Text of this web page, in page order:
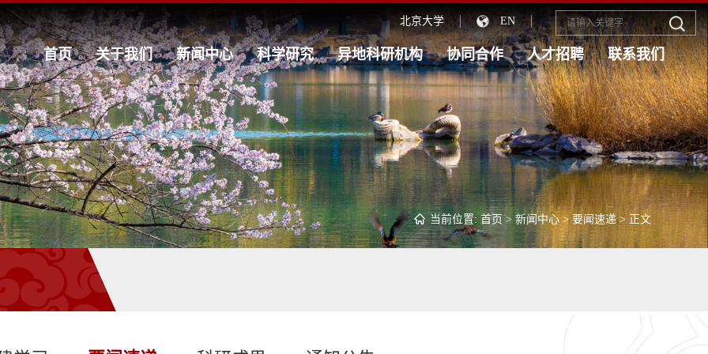
北京大学 EN
首页 关于我们 新闻中心 科学研究 异地科研机构 协同合作 人才招聘 联系我们
当前位置: 首页>新闻中心>要闻速递> 正文